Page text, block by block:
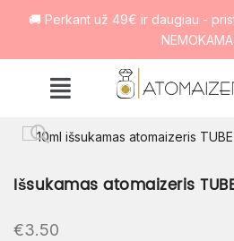
🚚 Perkant už 49€ ir daugiau -
Išsukamas atomaizeris
€3.50